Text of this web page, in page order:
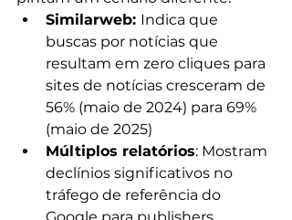
Similarweb: Indica que
buscas por notícias que
resultam em zero cliques para
sites de notícias cresceram de
56% (maio de 2024) para 69%
(maio de 2025)
Múltiplos relatórios: Mostram
declínios significativos no
tráfego de referência do